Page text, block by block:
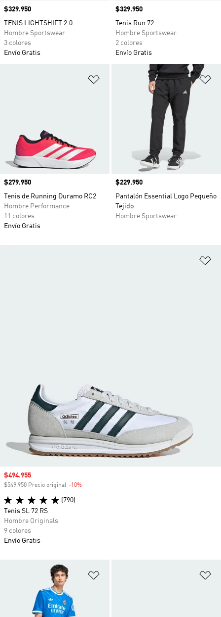
Precio
$329.950
TENIS LIGHTSHIFT 2.0
Hombre Sportswear
3 colores
Envío Gratis
Precio
$329.950
Tenis Run 72
Hombre Sportswear
2 colores
Envío Gratis
Añadir a la lista de deseos
Precio
$279.950
Tenis de Running Duramo RC2
Hombre Performance
11 colores
Envío Gratis
Precio
$229.950
Pantalón Essential Logo Pequeño
Tejido
Hombre Sportswear
Precio de venta
$494.955
$549.950 Precio original -10%
(790)
Tenis SL 72 RS
Hombre Originals
9 colores
Envío Gratis